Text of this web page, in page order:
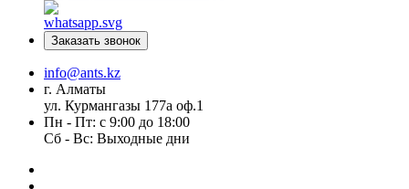
Заказать звонок
info@ants.kz
г. Алматы
ул. Курмангазы 177а оф.1
Пн - Пт: с 9:00 до 18:00
Сб - Вс: Выходные дни